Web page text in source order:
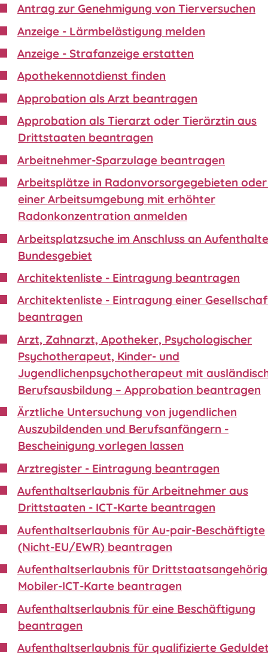
Antrag zur Genehmigung von Tierversuchen
Anzeige - Lärmbelästigung melden
Anzeige - Strafanzeige erstatten
Apothekennotdienst finden
Approbation als Arzt beantragen
Approbation als Tierarzt oder Tierärztin aus
Drittstaaten beantragen
Arbeitnehmer-Sparzulage beantragen
Arbeitsplätze in Radonvorsorgegebieten
einer Arbeitsumgebung mit erhöhter
Radonkonzentration anmelden
Arbeitsplatzsuche im Anschluss an
Bundesgebiet
Architektenliste - Eintragung beantragen
Architektenliste - Eintragung einer
beantragen
Arzt, Zahnarzt, Apotheker, Psychologischer
Psychotherapeut, Kinder- und
Jugendlichenpsychotherapeut mit
Berufsausbildung – Approbation beantragen
Ärztliche Untersuchung von jugendlichen
Auszubildenden und Berufsanfängern -
Bescheinigung vorlegen lassen
Arztregister - Eintragung beantragen
Aufenthaltserlaubnis für Arbeitnehmer aus
Drittstaaten - ICT-Karte beantragen
Aufenthaltserlaubnis für Au-pair-Beschäftigte
(Nicht-EU/EWR) beantragen
Aufenthaltserlaubnis für
Mobiler-ICT-Karte beantragen
Aufenthaltserlaubnis für eine Beschäftigung
beantragen
Aufenthaltserlaubnis für qualifizierte